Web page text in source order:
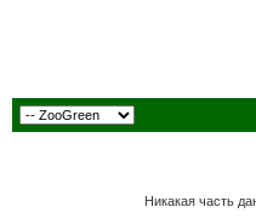
Никакая часть